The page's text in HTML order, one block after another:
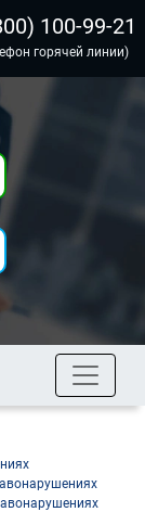
100-99-21
горячей линии)